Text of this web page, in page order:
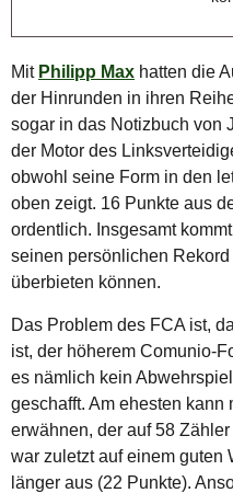
Mit Philipp Max hatten die
der Hinrunden in ihren
sogar in das Notizbuch von
der Motor des
obwohl seine Form in den
oben zeigt. 16 Punkte aus
ordentlich. Insgesamt
seinen persönlichen
überbieten können.
Das Problem des FCA ist,
ist, der höherem Comunio-
es nämlich kein
geschafft. Am ehesten
erwähnen, der auf 58
war zuletzt auf einem guten
länger aus (22 Punkte).